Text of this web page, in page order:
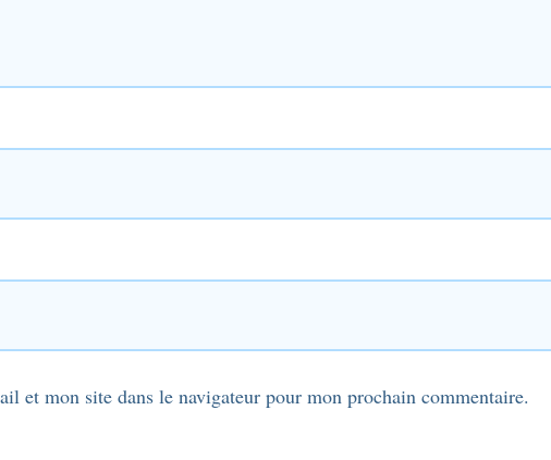
et mon site dans le navigateur pour mon prochain commentaire.